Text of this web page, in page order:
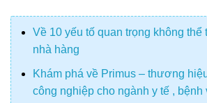
Về 10 yếu tố quan trọng không thể
nhà hàng
Khám phá về Primus – thương
công nghiệp cho ngành y tế , bệnh